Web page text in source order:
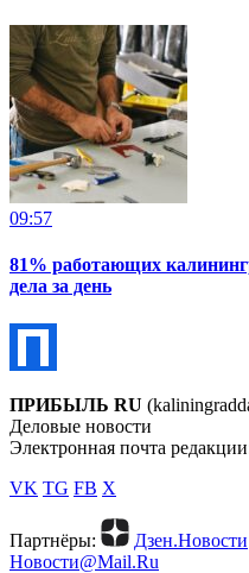
09:57
81% работающих
дела за день
ПРИБЫЛЬ RU
Деловые новости
Электронная почта
VK TG FB X
Партнёры: Дзен.Новости
Новости@Mail.Ru